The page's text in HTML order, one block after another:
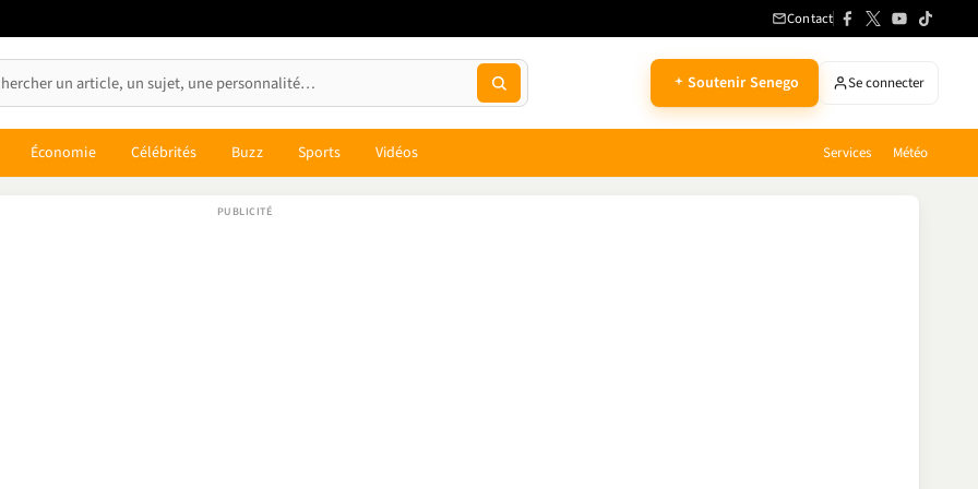
Contact
Soutenir Senego Se connecter
Économie Célébrités Buzz Sports Vidéos Services Météo